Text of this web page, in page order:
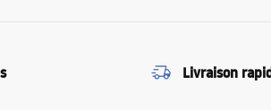
Livraison